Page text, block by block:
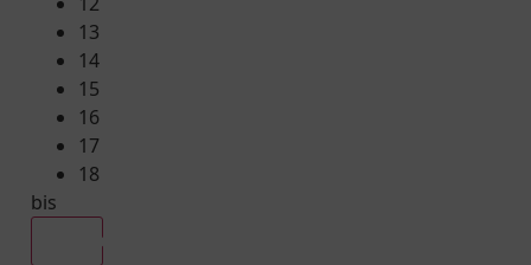
13
14
15
16
17
18
bis